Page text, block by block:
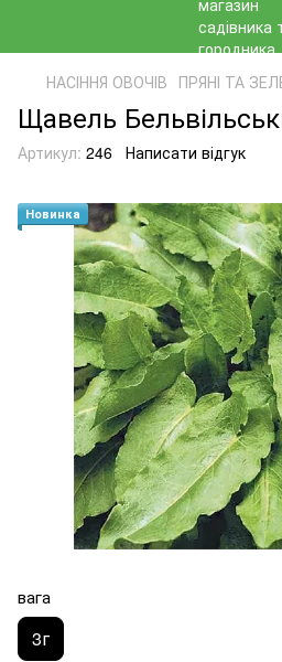
НАСІННЯ ОВОЧІВ ПРЯНІ ТА
Щавель
Артикул: 246 Написати відгук
Новинка
вага
3г